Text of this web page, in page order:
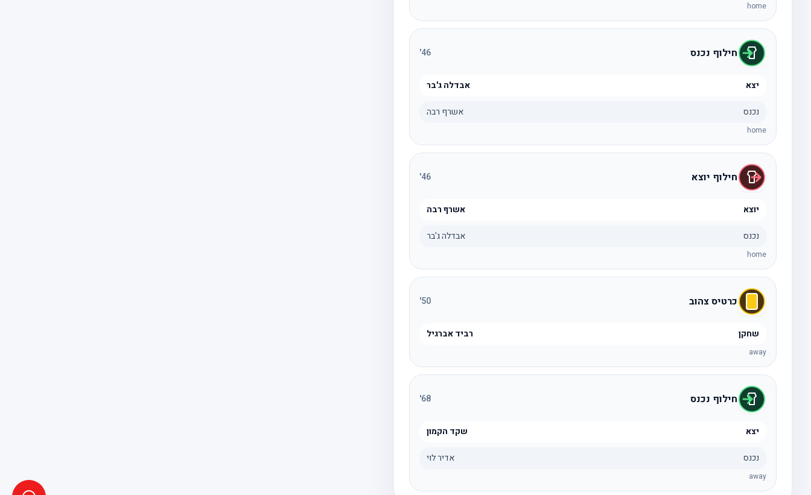
home
חילוף נכנס 46
'
יצא אבדלה ג'בר
נכנס אשרף רבה
home
חילוף יוצא 46
'
יוצא אשרף רבה
נכנס אבדלה ג'בר
home
כרטיס צהוב 50
'
שחקן רביד אברגיל
away
חילוף נכנס 68
'
יצא שקד הקמון
נכנס אדיר לוי
away